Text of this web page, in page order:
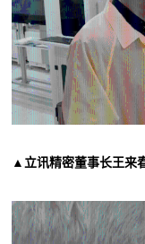
▲立讯精密董事长王来